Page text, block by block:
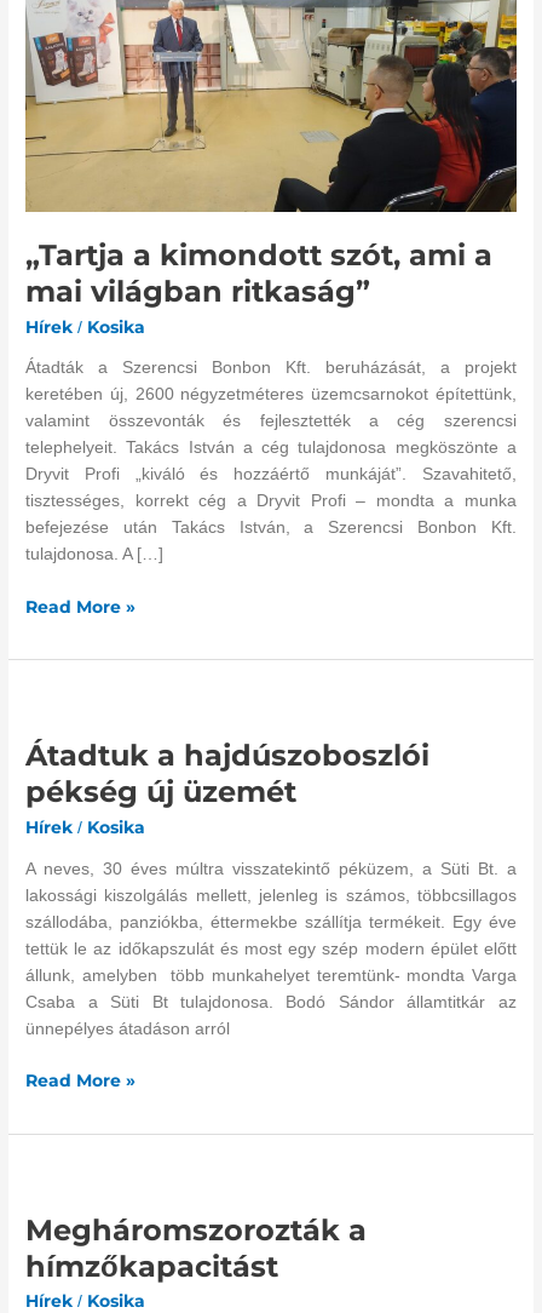
„Tartja a kimondott szót, ami a
mai világban ritkaság”
Hírek / Kosika
Átadták a Szerencsi Bonbon Kft. beruházását, a projekt
keretében új, 2600 négyzetméteres üzemcsarnokot építettünk,
valamint összevonták és fejlesztették a cég szerencsi
telephelyeit. Takács István a cég tulajdonosa megköszönte a
Dryvit Profi „kiváló és hozzáértő munkáját”. Szavahitető,
tisztességes, korrekt cég a Dryvit Profi – mondta a munka
befejezése után Takács István, a Szerencsi Bonbon Kft.
tulajdonosa. A […]
kimondott
szót,
ami
a
mai
világban
ritkaság”
Read More »
Átadtuk a hajdúszoboszlói
pékség új üzemét
Hírek / Kosika
A neves, 30 éves múltra visszatekintő péküzem, a Süti Bt. a
lakossági kiszolgálás mellett, jelenleg is számos, többcsillagos
szállodába, panziókba, éttermekbe szállítja termékeit. Egy éve
tettük le az időkapszulát és most egy szép modern épület előtt
állunk, amelyben több munkahelyet teremtünk- mondta Varga
Csaba a Süti Bt tulajdonosa. Bodó Sándor államtitkár az
ünnepélyes átadáson arról
hajdúszoboszlói
pékség
új
üzemét
Read More »
Megháromszorozták a
hímzőkapacitást
Hírek / Kosika
hímzőkapacitást